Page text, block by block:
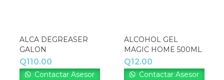
ALCA DEGREASER
GALON
Q110.00
Contactar Asesor
ALCOHOL GEL
MAGIC HOME 500ML
Q12.00
Contactar Asesor